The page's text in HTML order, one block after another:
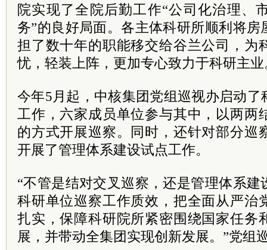
院实现了全院后勤工作“公司化治理、
务”的良好局面。各主体科研所顺利将
担了数十年的职能移交给谷兰公司，为
忧，轻装上阵，更加专心致力于科研主业
今年5月起，中核集团党组巡视办启动
工作，六家成员单位参与其中，以两两
的方式开展巡察。同时，还针对部分巡
开展了管理体系建设试点工作。
“不管是结对交叉巡察，还是管理体系
科研单位巡察工作质效，把全面从严治
扎实，保障科研院所紧密围绕国家任务
展，并带动全集团实现创新发展。”党组